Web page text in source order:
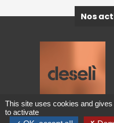
Nos
Mobilier
Mobilier
Mobilier
Mobilier
This site uses cookies and
to activate